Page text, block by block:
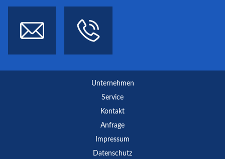
Unternehmen
Service
Kontakt
Anfrage
Impressum
Datenschutz